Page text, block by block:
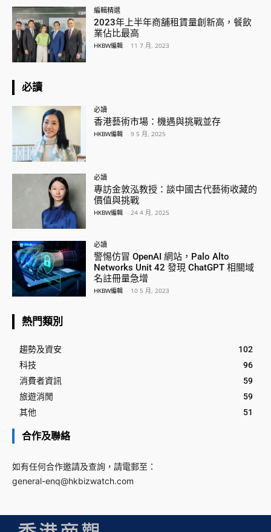
編輯精選
2023年上半年商舖租賃量創新高，餐飲
業佔比最高
HKBW編輯 - 11 7 月, 2023
必讀
必讀
香港藝術市場：機遇與挑戰並存
HKBW編輯 - 9 5 月, 2025
必讀
專訪金敦泓教授：談中國古代藝術收藏的
價值與挑戰
HKBW編輯 - 24 4 月, 2025
必讀
警惕仿冒 OpenAI 網站，Palo Alto
Networks Unit 42 發現 ChatGPT 相關域
名註冊量急增
HKBW編輯 - 10 5 月, 2023
熱門類別
趨勢及資安
102
科技
96
消費者資訊
59
旅遊消閒
59
其他
51
合作及聯絡
如有任何合作邀請及查詢，請電郵至：
general-enq@hkbizwatch.com